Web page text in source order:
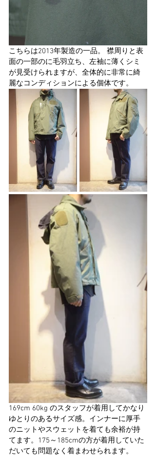
こちらは2013年製造の一品。 襟周りと表
面の一部のに毛羽立ち、左袖に薄くシミ
が見受けられますが、全体的に非常に綺
麗なコンディションによる個体です。
169cm 60kg のスタッフが着用してかなり
ゆとりのあるサイズ感。インナーに厚手
のニットやスウェットを着ても余裕が持
てます。175～185cmの方が着用していた
だいても問題なく着まわせられます。